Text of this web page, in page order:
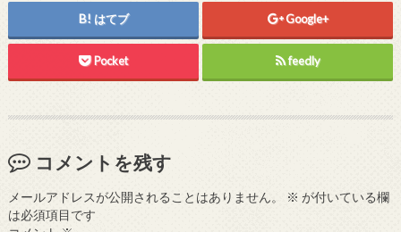
はてブ Google+
Pocket feedly
コメントを残す
メールアドレスが公開されることはありません。 ※ が付いている欄
は必須項目です